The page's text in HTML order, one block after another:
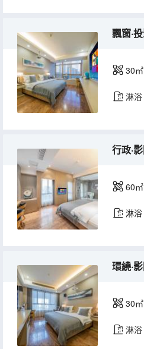
30㎡
淋浴
60㎡
淋浴
30㎡
淋浴